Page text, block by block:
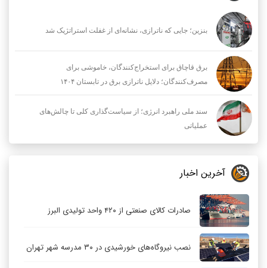
بنزین؛ جایی که ناترازی، نشانه‌ای از غفلت استراتژیک شد
برق قاچاق برای استخراج‌کنندگان، خاموشی برای
مصرف‌کنندگان؛ دلایل ناترازی برق در تابستان ۱۴۰۴
سند ملی راهبرد انرژی؛ از سیاست‌گذاری کلی تا چالش‌های
عملیاتی
آخرین اخبار
صادرات کالای صنعتی از ۴۲۰ واحد تولیدی البرز
نصب نیروگاه‌های خورشیدی در ۳۰ مدرسه شهر تهران